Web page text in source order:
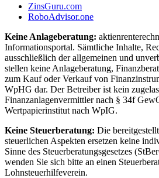
ZinsGuru.com
RoboAdvisor.one
Keine Anlageberatung:
Informationsportal. Sämtliche Inhalte,
ausschließlich der allgemeinen und
stellen keine Anlageberatung,
zum Kauf oder Verkauf von
WpHG dar. Der Betreiber ist kein
Finanzanlagenvermittler nach § 34f
Wertpapierinstitut nach WpIG.
Keine Steuerberatung: Die
steuerlichen Aspekten ersetzen keine
Sinne des Steuerberatungsgesetzes
wenden Sie sich bitte an einen
Lohnsteuerhilfeverein.